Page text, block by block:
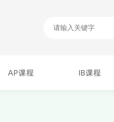
AP课程
IB课程